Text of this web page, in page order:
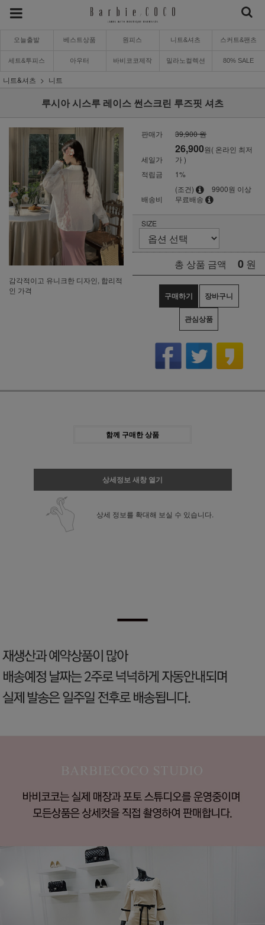
오늘출발 베스트상품 원피스 니트&셔츠 스커트&팬츠
세트&투피스 아우터 바비코코제작 밀라노컬렉션 80% SALE
니트&셔츠 니트
루시아 시스루 레이스 썬스크린 루즈핏 셔츠
감각적이고 유니크한 디자인, 합리적
인 가격
판매가 39,900 원
세일가
26,900원( 온라인 최저
가 )
적립금
1%
배송비
(조건)
9900원 이상
무료배송
SIZE
총 상품 금액 0 원
구매하기 장바구니
관심상품
함께 구매한 상품
상세정보 새창 열기
상세 정보를 확대해 보실 수 있습니다.